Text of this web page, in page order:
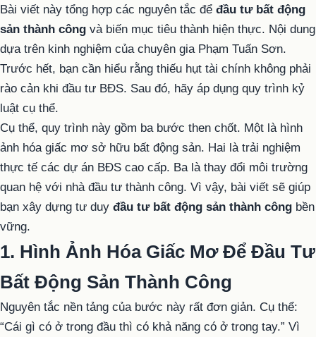
Bài viết này tổng hợp các nguyên tắc để đầu tư bất động
sản thành công và biến mục tiêu thành hiện thực. Nội dung
dựa trên kinh nghiệm của chuyên gia Phạm Tuấn Sơn.
Trước hết, bạn cần hiểu rằng thiếu hụt tài chính không phải
rào cản khi đầu tư BĐS. Sau đó, hãy áp dụng quy trình kỷ
luật cụ thể.
Cụ thể, quy trình này gồm ba bước then chốt. Một là hình
ảnh hóa giấc mơ sở hữu bất động sản. Hai là trải nghiệm
thực tế các dự án BĐS cao cấp. Ba là thay đổi môi trường
quan hệ với nhà đầu tư thành công. Vì vậy, bài viết sẽ giúp
bạn xây dựng tư duy đầu tư bất động sản thành công bền
vững.
1. Hình Ảnh Hóa Giấc Mơ Để Đầu Tư
Bất Động Sản Thành Công
Nguyên tắc nền tảng của bước này rất đơn giản. Cụ thể:
“Cái gì có ở trong đầu thì có khả năng có ở trong tay.” Vì